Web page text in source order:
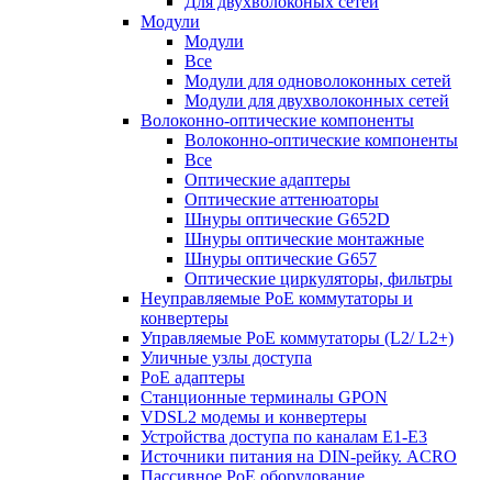
Модули
Модули
Все
Модули для одноволоконных сетей
Модули для двухволоконных сетей
Волоконно-оптические компоненты
Волоконно-оптические компоненты
Все
Оптические адаптеры
Оптические аттенюаторы
Шнуры оптические G652D
Шнуры оптические монтажные
Шнуры оптические G657
Оптические циркуляторы, фильтры
Неуправляемые PoE коммутаторы и
конвертеры
Управляемые PoE коммутаторы (L2/ L2+)
Уличные узлы доступа
PoE адаптеры
Станционные терминалы GPON
VDSL2 модемы и конвертеры
Устройства доступа по каналам E1-E3
Источники питания на DIN-рейку. ACRO
Пассивное PoE оборудование